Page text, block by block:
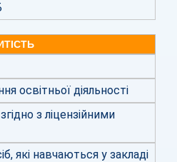
освітньої діяльності
з ліцензійними
які навчаються у закладі